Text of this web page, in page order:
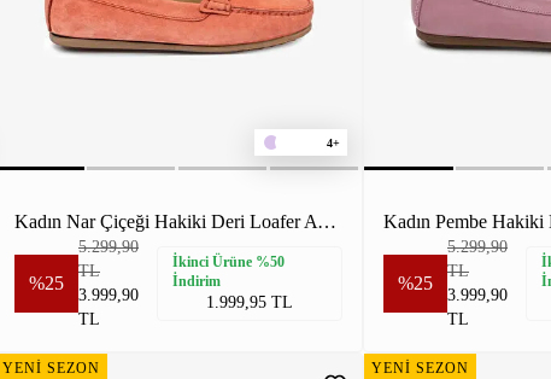
4+
Kadın Nar Çiçeği Hakiki Deri Loafer Ayakkabı
%25
5.299,90
TL
3.999,90
TL
İkinci Ürüne %50
İndirim
1.999,95 TL
%25
5.299,90
TL
3.999,90
TL
YENİ SEZON YENİ SEZON